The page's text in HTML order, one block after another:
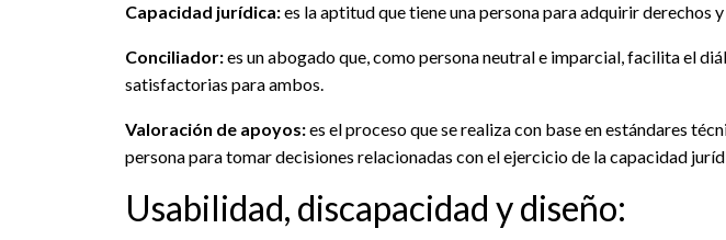
Capacidad jurídica:es la aptitud que tiene una persona para adquirir
Conciliador:es un abogado que, como persona neutral e imparcial, facilita el
satisfactorias para ambos.
Valoración de apoyos:es el proceso que se realiza con base en estándares
persona para tomar decisiones relacionadas con el ejercicio de la capacidad
Usabilidad, discapacidad y diseño: